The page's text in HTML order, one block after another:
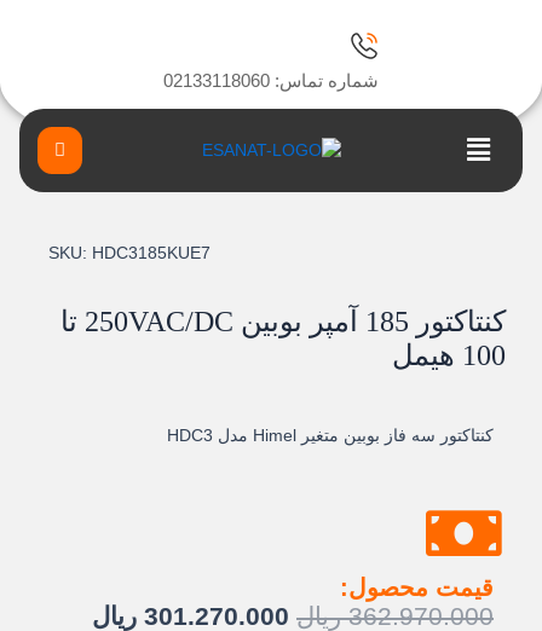
شماره تماس: 02133118060
Main
SKU: HDC3185KUE7
کنتاکتور 185 آمپر بوبین 250VAC/DC تا
100 هیمل
کنتاکتور سه فاز بوبین متغیر Himel مدل HDC3
قیمت محصول:
362.970.000 ریال قیمت
301.270.000 ریال